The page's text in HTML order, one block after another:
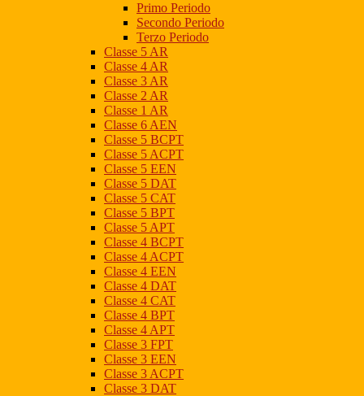
Primo Periodo
Secondo Periodo
Terzo Periodo
Classe 5 AR
Classe 4 AR
Classe 3 AR
Classe 2 AR
Classe 1 AR
Classe 6 AEN
Classe 5 BCPT
Classe 5 ACPT
Classe 5 EEN
Classe 5 DAT
Classe 5 CAT
Classe 5 BPT
Classe 5 APT
Classe 4 BCPT
Classe 4 ACPT
Classe 4 EEN
Classe 4 DAT
Classe 4 CAT
Classe 4 BPT
Classe 4 APT
Classe 3 FPT
Classe 3 EEN
Classe 3 ACPT
Classe 3 DAT